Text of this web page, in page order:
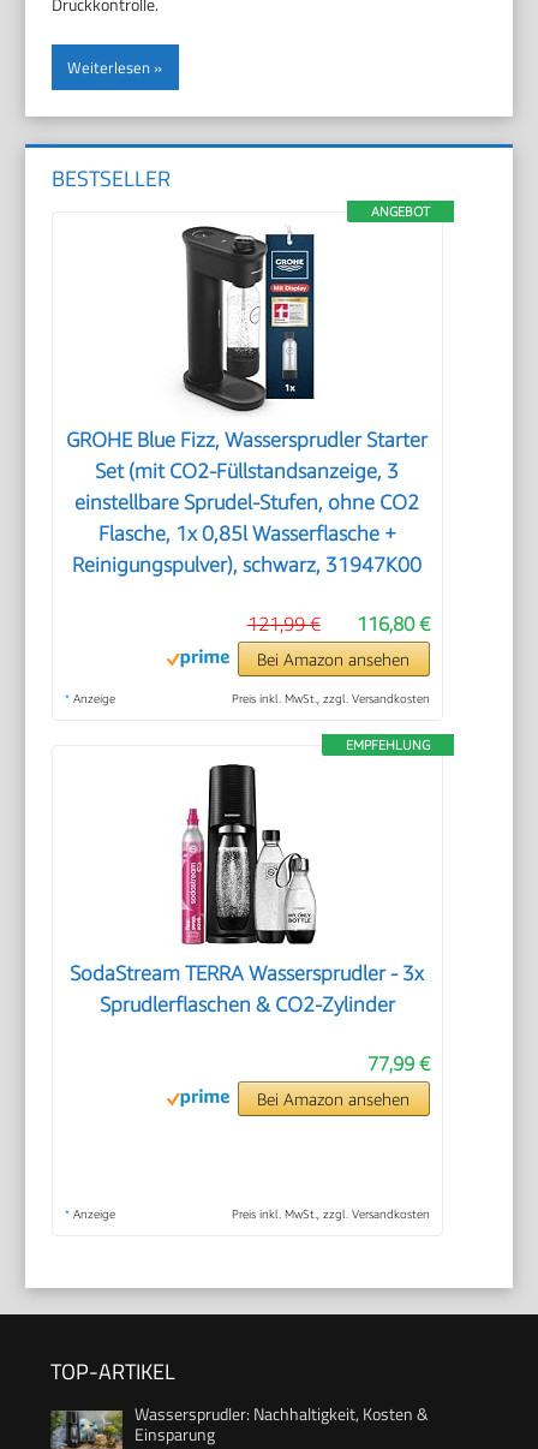
Weiterlesen
BESTSELLER
ANGEBOT
GROHE Blue Fizz, Wassersprudler Starter
Set (mit CO2-Füllstandsanzeige, 3
einstellbare Sprudel-Stufen, ohne CO2
Flasche, 1x 0,85l Wasserflasche +
Reinigungspulver), schwarz, 31947K00
116,80 €
121,99 €
Bei Amazon ansehen
* Anzeige Preis inkl. MwSt., zzgl. Versandkosten
EMPFEHLUNG
SodaStream TERRA Wassersprudler - 3x
Sprudlerflaschen & CO2-Zylinder
77,99 €
Bei Amazon ansehen
* Anzeige Preis inkl. MwSt., zzgl. Versandkosten
TOP-ARTIKEL
Wassersprudler: Nachhaltigkeit, Kosten &
Einsparung